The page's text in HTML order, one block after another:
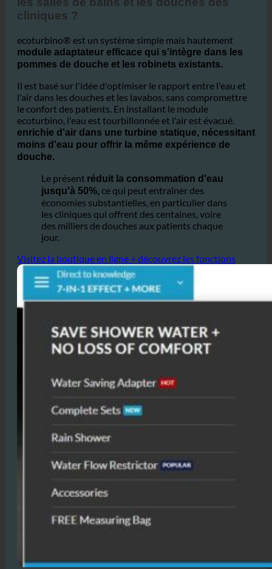
ecoturbino® est un système simple mais hautement
module adaptateur efficace qui s'intègre dans les
Il est basé sur l'idée d'optimiser le rapport entre l'eau et
l'air dans les douches et les lavabos, sans compromettre
ecoturbino, l'eau est tourbillonnée et l'air est évacué.
enrichie d'air dans une turbine statique, nécessitant
moins d'eau pour offrir la même expérience de
douche.
Le présentréduit la consommation d'eau
jusqu'à 50%,
les cliniques qui offrent des centaines, voire
des milliers de douches aux patients chaque
jour.
Visitez la boutique en ligne + découvrez les fonctions